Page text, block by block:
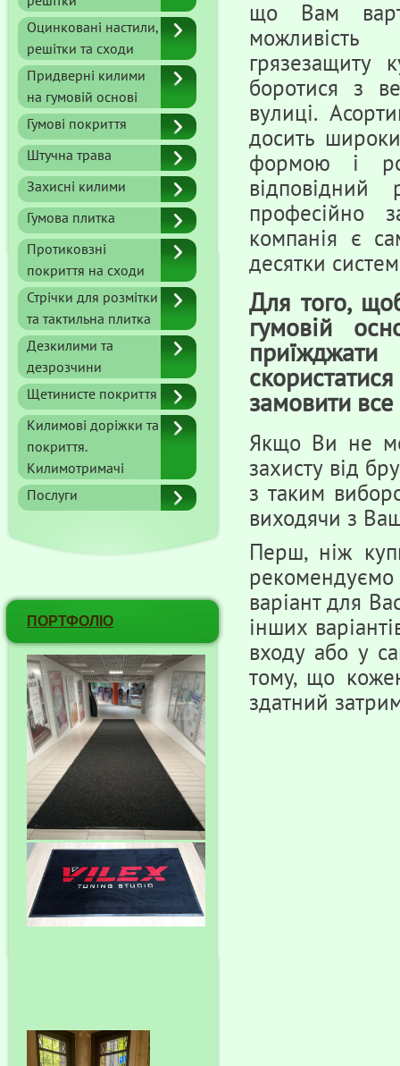
Оцинковані настили,
решітки та сходи
Придверні килими
на гумовій основі
Гумові покриття
Штучна трава
Захисні килими
Гумова плитка
Протиковзні
покриття на сходи
Стрічки для розмітки
та тактильна плитка
Дезкилими та
дезрозчини
Щетинисте покриття
Килимові доріжки та
покриття.
Килимотримачі
Послуги
ПОРТФОЛІО
що Вам
грязезащиту
боротися з
вулиці.
досить
формою і
професійно
компанія є
десятки
Для того,
гумовій
замовити все
Якщо Ви не
захисту від
з таким
виходячи з
Перш, ніж
варіант для
інших
входу або у
тому, що
здатний